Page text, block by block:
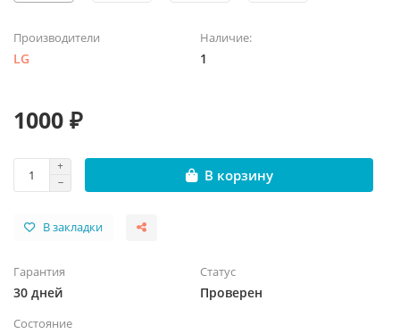
Производители
LG
Наличие:
1
1000 ₽
В корзину
В закладки
Гарантия
30 дней
Статус
Проверен
Состояние